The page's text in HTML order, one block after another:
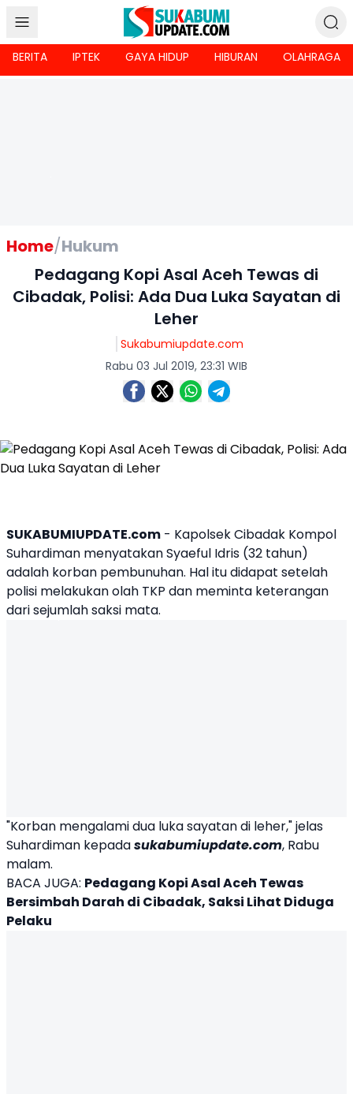
BERITA IPTEK GAYA HIDUP HIBURAN OLAHRAGA
Home/Hukum
Pedagang Kopi Asal Aceh Tewas di
Cibadak, Polisi: Ada Dua Luka Sayatan di
Leher
Sukabumiupdate.com
Rabu 03 Jul 2019, 23:31 WIB
SUKABUMIUPDATE.com - KapolsekCibadak Kompol
Suhardiman menyatakan Syaeful Idris (32 tahun)
adalah korban pembunuhan. Hal itu didapat setelah
polisi melakukan olah TKP dan meminta keterangan
dari sejumlah saksi mata.
"Korban mengalami dua luka sayatan di leher," jelas
Suhardiman kepadasukabumiupdate.com, Rabu
malam.
BACA JUGA: Pedagang Kopi Asal Aceh Tewas
Bersimbah Darah di Cibadak, Saksi Lihat Diduga
Pelaku